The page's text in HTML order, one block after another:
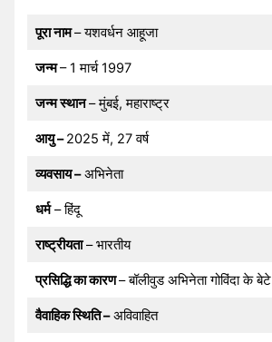
पूरा नाम– यशवर्धन आहूजा
जन्म– 1 मार्च 1997
जन्म स्थान– मुंबई, महाराष्ट्र
आयु –2025 में, 27 वर्ष
व्यवसाय –अभिनेता
धर्म– हिंदू
राष्ट्रीयता– भारतीय
प्रसिद्धि का कारण– बॉलीवुड अभिनेता गोविंदा के बेटे
वैवाहिक स्थिति –अविवाहित